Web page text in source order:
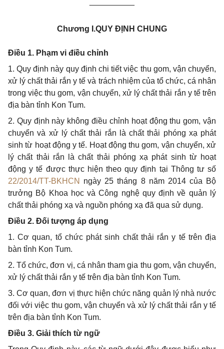
Chương I.QUY ĐỊNH CHUNG
Điều 1. Phạm vi điều chỉnh
1. Quy định này quy định chi tiết việc thu gom, vận chuyển,
xử lý chất thải rắn y tế và trách nhiệm của tổ chức, cá nhân
trong việc thu gom, vận chuyển, xử lý chất thải rắn y tế trên
địa bàn tỉnh Kon Tum.
2. Quy định này không điều chỉnh hoạt động thu gom, vận
chuyển và xử lý chất thải rắn là chất thải phóng xạ phát
sinh từ hoạt động y tế. Hoạt động thu gom, vận chuyển, xử
lý chất thải rắn là chất thải phóng xạ phát sinh từ hoạt
động y tế được thực hiện theo quy định tại Thông tư số
22/2014/TT-BKHCN
ngày 25 tháng 8 năm 2014 của Bộ
trưởng Bộ Khoa học và Công nghệ quy định về quản lý
chất thải phóng xạ và nguồn phóng xạ đã qua sử dụng.
Điều 2. Đối tượng áp dụng
1. Cơ quan, tổ chức phát sinh chất thải rắn y tế trên địa
bàn tỉnh Kon Tum.
2. Tổ chức, đơn vị, cá nhân tham gia thu gom, vận chuyển,
xử lý chất thải rắn y tế trên địa bàn tỉnh Kon Tum.
3. Cơ quan, đơn vị thực hiện chức năng quản lý nhà nước
đối với việc thu gom, vận chuyển và xử lý chất thải rắn y tế
trên địa bàn tỉnh Kon Tum.
Điều 3. Giải thích từ ngữ